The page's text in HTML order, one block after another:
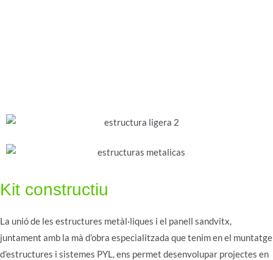
Kit constructiu
La unió de les estructures metàl·liques i el panell sandvitx,
juntament amb la mà d’obra especialitzada que tenim en el muntatge
d’estructures i sistemes PYL, ens permet desenvolupar projectes en